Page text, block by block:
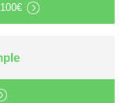
100€